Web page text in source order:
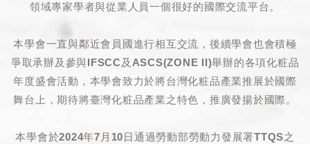
領域專家學者與從業人員一個很好的國際交流平台。
本學會一直與鄰近會員國進行相互交流，後續學會也會積極
爭取承辦及參與IFSCC及 ASCS(ZONE II)舉辦的各項化粧品
年度盛會活動，本學會致力於將台灣化粧品產業推展於國際
舞台上，期待將臺灣化粧品產業之特色，推廣發揚於國際。
本學會於2024年7月10日通過勞動部勞動力發展署TTQS之